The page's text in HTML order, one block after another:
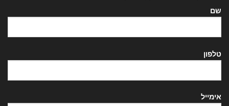
שם
טלפון
אימייל